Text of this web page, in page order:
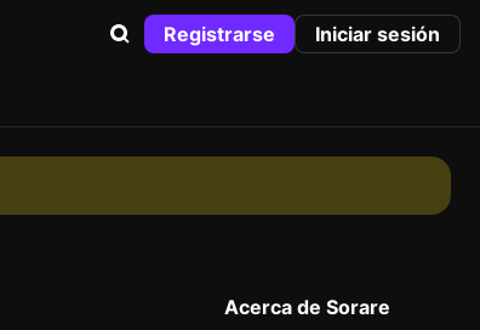
Registrarse Iniciar sesión
Acerca de Sorare